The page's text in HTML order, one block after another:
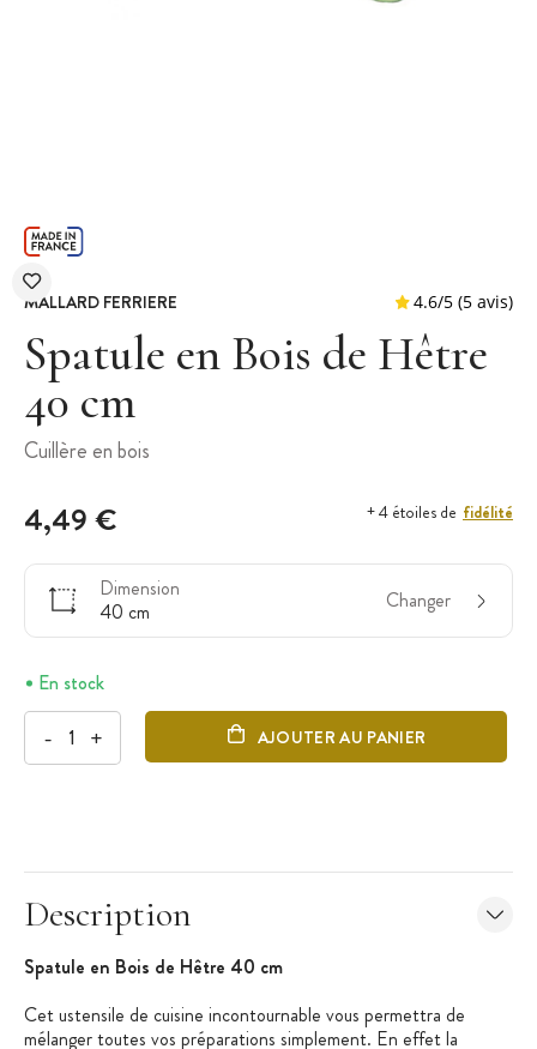
MALLARD FERRIERE
Spatule en Bois de Hêtre
40 cm
Cuillère en bois
4,49 € + 4 étoiles de fidélité
Dimension
40 cm
Changer
En stock
- + AJOUTER AU PANIER
Description
Spatule en Bois de Hêtre 40 cm
Cet ustensile de cuisine incontournable vous permettra de
mélanger toutes vos préparations simplement. En effet la